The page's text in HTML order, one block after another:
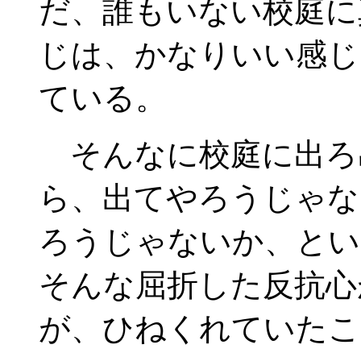
だ、誰もいない校庭
じは、かなりいい感
ている。
そんなに校庭に出
ら、出てやろうじゃ
ろうじゃないか、と
そんな屈折した反抗
が、ひねくれていた